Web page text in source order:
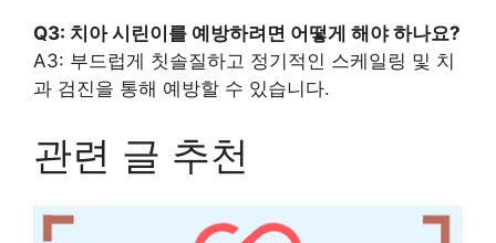
Q3: 치아 시린이를 예방하려면 어떻게 해야 하나요?
A3: 부드럽게 칫솔질하고 정기적인 스케일링 및 치
과 검진을 통해 예방할 수 있습니다.
관련 글 추천